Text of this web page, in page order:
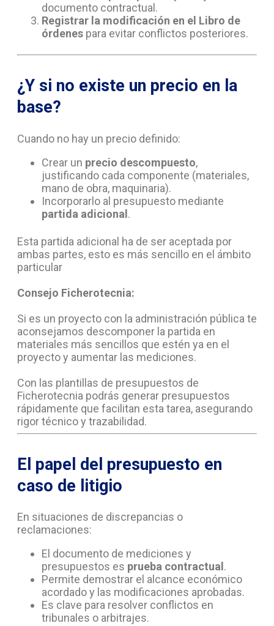
documento contractual.
Registrar la modificación en el Libro de
órdenes para evitar conflictos posteriores.
¿Y si no existe un precio en la
base?
Cuando no hay un precio definido:
Crear un precio descompuesto,
justificando cada componente (materiales,
mano de obra, maquinaria).
Incorporarlo al presupuesto mediante
partida adicional.
Esta partida adicional ha de ser aceptada por
ambas partes, esto es más sencillo en el ámbito
particular
Consejo Ficherotecnia:
Si es un proyecto con la administración pública te
aconsejamos descomponer la partida en
materiales más sencillos que estén ya en el
proyecto y aumentar las mediciones.
Con las plantillas de presupuestos de
Ficherotecnia podrás generar presupuestos
rápidamente que facilitan esta tarea, asegurando
rigor técnico y trazabilidad.
El papel del presupuesto en
caso de litigio
En situaciones de discrepancias o
reclamaciones:
El documento de mediciones y
presupuestos es prueba contractual .
Permite demostrar el alcance económico
acordado y las modificaciones aprobadas.
Es clave para resolver conflictos en
tribunales o arbitrajes.